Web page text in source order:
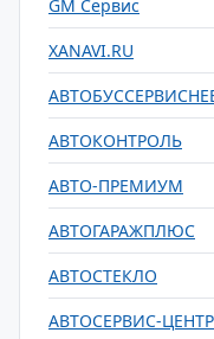
GM Сервис
XANAVI.RU
АВТОКОНТРОЛЬ
АВТО-ПРЕМИУМ
АВТОГАРАЖПЛЮС
АВТОСТЕКЛО
АВТОСЕРВИС-